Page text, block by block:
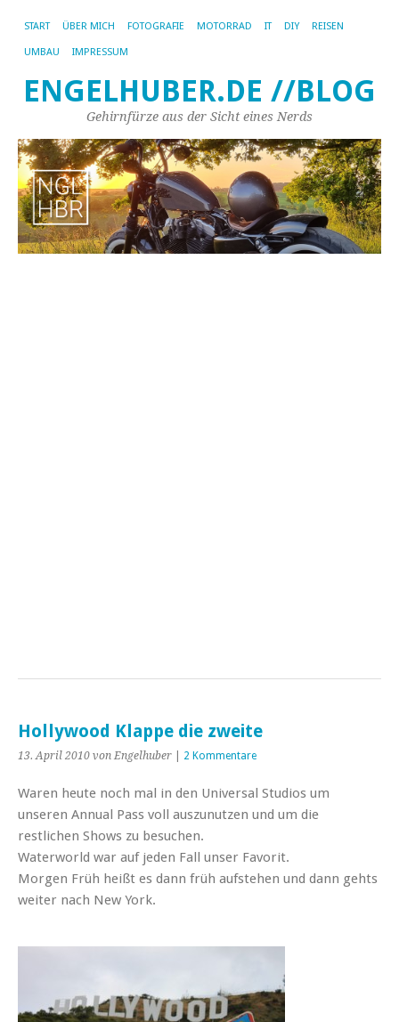
START ÜBER MICH FOTOGRAFIE MOTORRAD IT DIY REISEN
UMBAU IMPRESSUM
ENGELHUBER.DE //BLOG
Gehirnfürze aus der Sicht eines Nerds
Hollywood Klappe die zweite
13. April 2010 von Engelhuber 2 Kommentare
Waren heute noch mal in den Universal Studios um
unseren Annual Pass voll auszunutzen und um die
restlichen Shows zu besuchen.
Waterworld war auf jeden Fall unser Favorit.
Morgen Früh heißt es dann früh aufstehen und dann gehts
weiter nach New York.